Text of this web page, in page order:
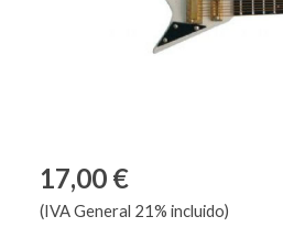
17,00 €
(IVA General 21% incluido)